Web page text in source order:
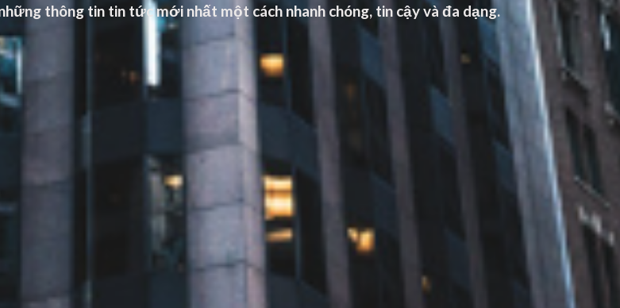
thông tin tin tức mới nhất một cách nhanh chóng, tin cậy và đa dạng.